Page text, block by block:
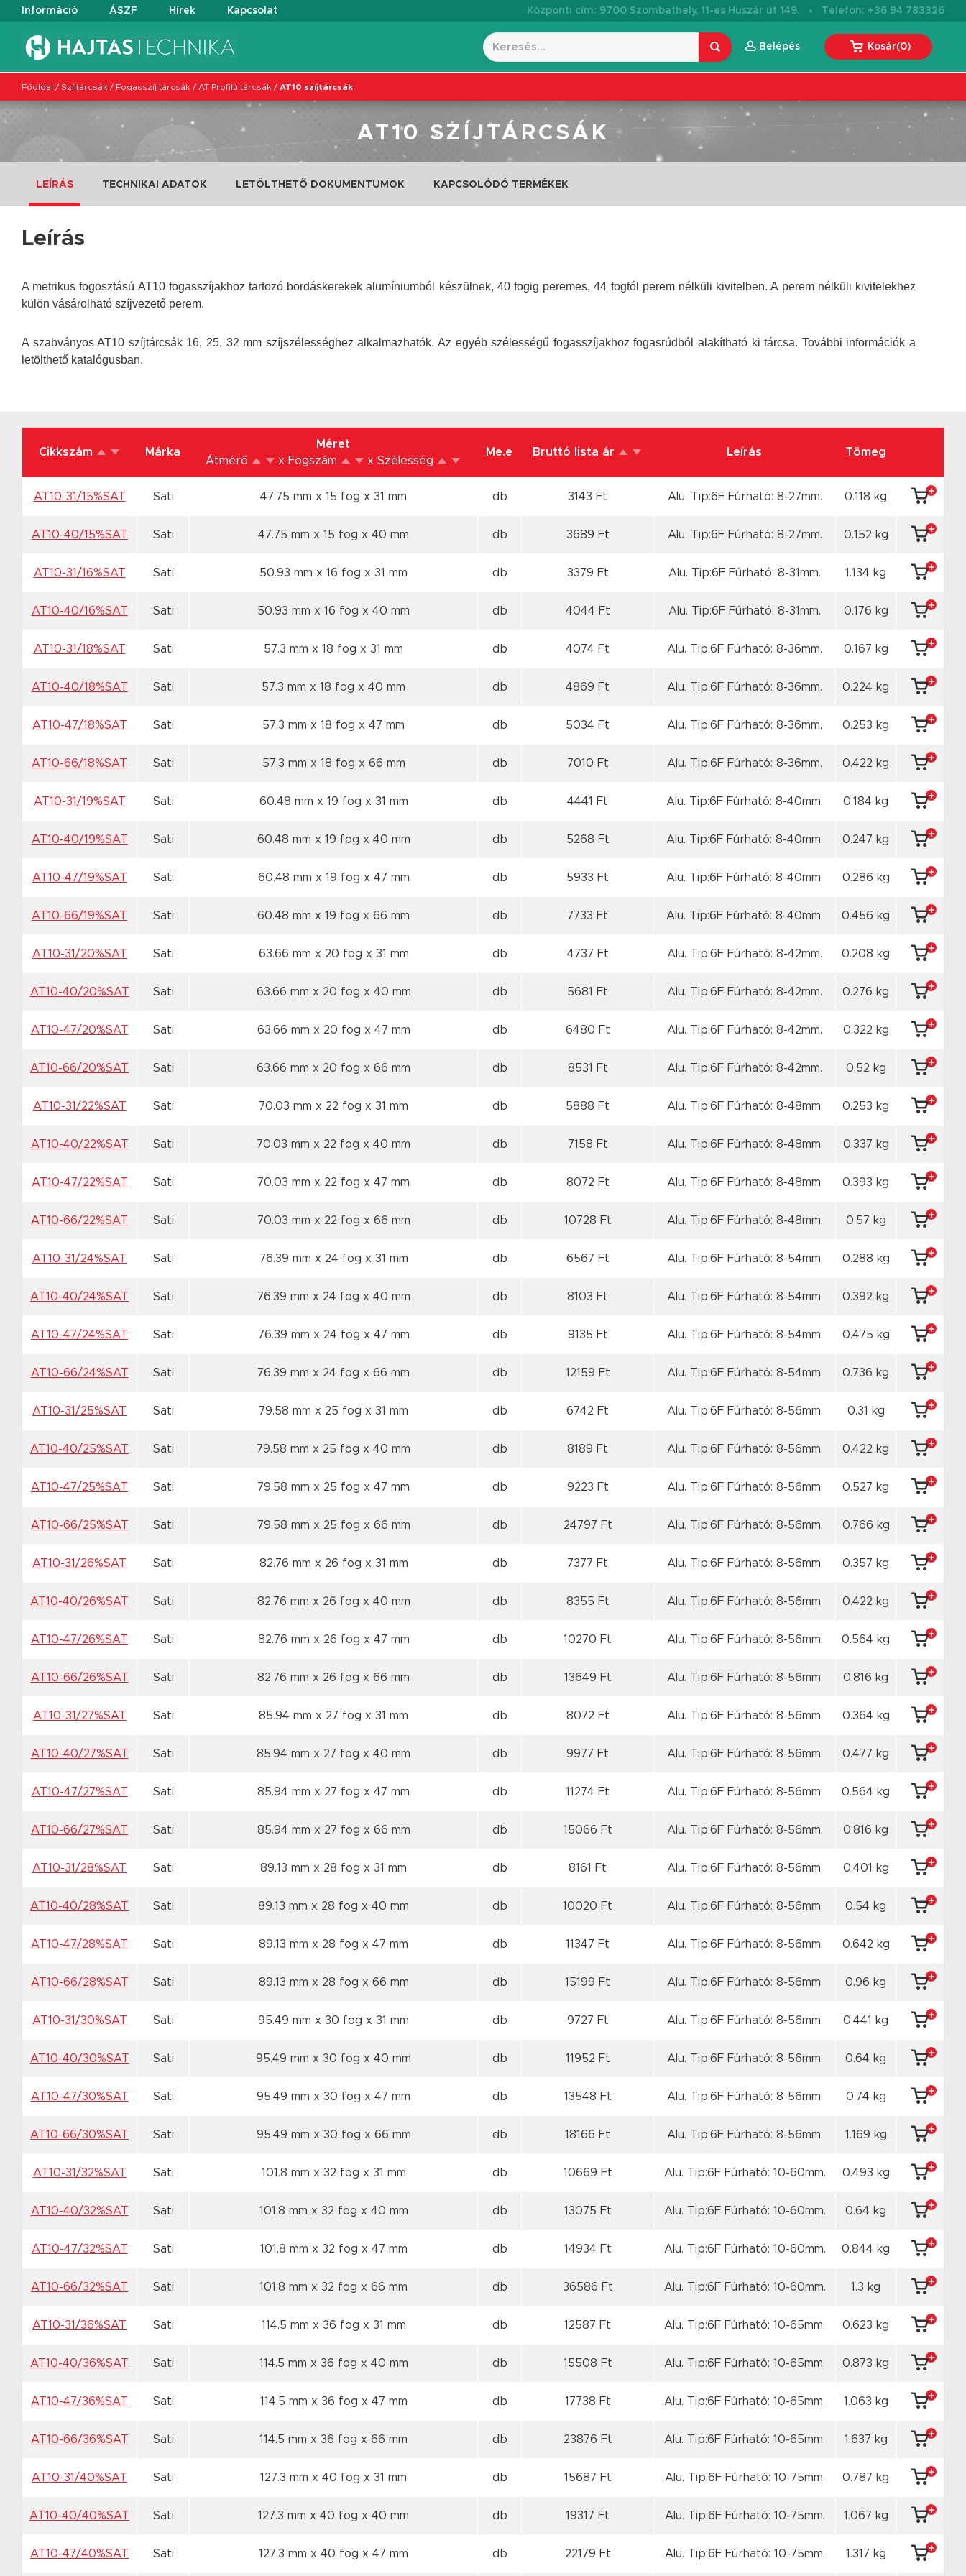
Információ ÁSZF Hírek Kapcsolat Központi cím: 9700 Szombathely, 11-es Huszár út 149. · Telefon: +36 94 783326
Belépés Kosár(0)
Főoldal / Szíjtárcsák / Fogasszíj tárcsák / AT Profilú tárcsák / AT10 szíjtárcsák
AT10 SZÍJTÁRCSÁK
LEÍRÁS TECHNIKAI ADATOK LETÖLTHETŐ DOKUMENTUMOK KAPCSOLÓDÓ TERMÉKEK
Leírás
A metrikus fogosztású AT10 fogasszíjakhoz tartozó bordáskerekek alumíniumból készülnek, 40 fogig peremes, 44 fogtól perem nélküli kivitelben. A perem nélküli kivitelekhez
külön vásárolható szíjvezető perem.
A szabványos AT10 szíjtárcsák 16, 25, 32 mm szíjszélességhez alkalmazhatók. Az egyéb szélességű fogasszíjakhoz fogasrúdból alakítható ki tárcsa. További információk a
letölthető katalógusban.
Cikkszám Márka
Méret
Átmérő
x Fogszám x Szélesség
Me.e Bruttó lista ár Leírás Tömeg
AT10-31/15%SAT Sati 47.75 mm x 15 fog x 31 mm db 3143 Ft Alu. Tip:6F Fúrható: 8-27mm. 0.118 kg
AT10-40/15%SAT Sati 47.75 mm x 15 fog x 40 mm db 3689 Ft Alu. Tip:6F Fúrható: 8-27mm. 0.152 kg
AT10-31/16%SAT Sati 50.93 mm x 16 fog x 31 mm db 3379 Ft Alu. Tip:6F Fúrható: 8-31mm. 1.134 kg
AT10-40/16%SAT Sati 50.93 mm x 16 fog x 40 mm db 4044 Ft Alu. Tip:6F Fúrható: 8-31mm. 0.176 kg
AT10-31/18%SAT Sati 57.3 mm x 18 fog x 31 mm db 4074 Ft Alu. Tip:6F Fúrható: 8-36mm. 0.167 kg
AT10-40/18%SAT Sati 57.3 mm x 18 fog x 40 mm db 4869 Ft Alu. Tip:6F Fúrható: 8-36mm. 0.224 kg
AT10-47/18%SAT Sati 57.3 mm x 18 fog x 47 mm db 5034 Ft Alu. Tip:6F Fúrható: 8-36mm. 0.253 kg
AT10-66/18%SAT Sati 57.3 mm x 18 fog x 66 mm db 7010 Ft Alu. Tip:6F Fúrható: 8-36mm. 0.422 kg
AT10-31/19%SAT Sati 60.48 mm x 19 fog x 31 mm db 4441 Ft Alu. Tip:6F Fúrható: 8-40mm. 0.184 kg
AT10-40/19%SAT Sati 60.48 mm x 19 fog x 40 mm db 5268 Ft Alu. Tip:6F Fúrható: 8-40mm. 0.247 kg
AT10-47/19%SAT Sati 60.48 mm x 19 fog x 47 mm db 5933 Ft Alu. Tip:6F Fúrható: 8-40mm. 0.286 kg
AT10-66/19%SAT Sati 60.48 mm x 19 fog x 66 mm db 7733 Ft Alu. Tip:6F Fúrható: 8-40mm. 0.456 kg
AT10-31/20%SAT Sati 63.66 mm x 20 fog x 31 mm db 4737 Ft Alu. Tip:6F Fúrható: 8-42mm. 0.208 kg
AT10-40/20%SAT Sati 63.66 mm x 20 fog x 40 mm db 5681 Ft Alu. Tip:6F Fúrható: 8-42mm. 0.276 kg
AT10-47/20%SAT Sati 63.66 mm x 20 fog x 47 mm db 6480 Ft Alu. Tip:6F Fúrható: 8-42mm. 0.322 kg
AT10-66/20%SAT Sati 63.66 mm x 20 fog x 66 mm db 8531 Ft Alu. Tip:6F Fúrható: 8-42mm. 0.52 kg
AT10-31/22%SAT Sati 70.03 mm x 22 fog x 31 mm db 5888 Ft Alu. Tip:6F Fúrható: 8-48mm. 0.253 kg
AT10-40/22%SAT Sati 70.03 mm x 22 fog x 40 mm db 7158 Ft Alu. Tip:6F Fúrható: 8-48mm. 0.337 kg
AT10-47/22%SAT Sati 70.03 mm x 22 fog x 47 mm db 8072 Ft Alu. Tip:6F Fúrható: 8-48mm. 0.393 kg
AT10-66/22%SAT Sati 70.03 mm x 22 fog x 66 mm db 10728 Ft Alu. Tip:6F Fúrható: 8-48mm. 0.57 kg
AT10-31/24%SAT Sati 76.39 mm x 24 fog x 31 mm db 6567 Ft Alu. Tip:6F Fúrható: 8-54mm. 0.288 kg
AT10-40/24%SAT Sati 76.39 mm x 24 fog x 40 mm db 8103 Ft Alu. Tip:6F Fúrható: 8-54mm. 0.392 kg
AT10-47/24%SAT Sati 76.39 mm x 24 fog x 47 mm db 9135 Ft Alu. Tip:6F Fúrható: 8-54mm. 0.475 kg
AT10-66/24%SAT Sati 76.39 mm x 24 fog x 66 mm db 12159 Ft Alu. Tip:6F Fúrható: 8-54mm. 0.736 kg
AT10-31/25%SAT Sati 79.58 mm x 25 fog x 31 mm db 6742 Ft Alu. Tip:6F Fúrható: 8-56mm. 0.31 kg
AT10-40/25%SAT Sati 79.58 mm x 25 fog x 40 mm db 8189 Ft Alu. Tip:6F Fúrható: 8-56mm. 0.422 kg
AT10-47/25%SAT Sati 79.58 mm x 25 fog x 47 mm db 9223 Ft Alu. Tip:6F Fúrható: 8-56mm. 0.527 kg
AT10-66/25%SAT Sati 79.58 mm x 25 fog x 66 mm db 24797 Ft Alu. Tip:6F Fúrható: 8-56mm. 0.766 kg
AT10-31/26%SAT Sati 82.76 mm x 26 fog x 31 mm db 7377 Ft Alu. Tip:6F Fúrható: 8-56mm. 0.357 kg
AT10-40/26%SAT Sati 82.76 mm x 26 fog x 40 mm db 8355 Ft Alu. Tip:6F Fúrható: 8-56mm. 0.422 kg
AT10-47/26%SAT Sati 82.76 mm x 26 fog x 47 mm db 10270 Ft Alu. Tip:6F Fúrható: 8-56mm. 0.564 kg
AT10-66/26%SAT Sati 82.76 mm x 26 fog x 66 mm db 13649 Ft Alu. Tip:6F Fúrható: 8-56mm. 0.816 kg
AT10-31/27%SAT Sati 85.94 mm x 27 fog x 31 mm db 8072 Ft Alu. Tip:6F Fúrható: 8-56mm. 0.364 kg
AT10-40/27%SAT Sati 85.94 mm x 27 fog x 40 mm db 9977 Ft Alu. Tip:6F Fúrható: 8-56mm. 0.477 kg
AT10-47/27%SAT Sati 85.94 mm x 27 fog x 47 mm db 11274 Ft Alu. Tip:6F Fúrható: 8-56mm. 0.564 kg
AT10-66/27%SAT Sati 85.94 mm x 27 fog x 66 mm db 15066 Ft Alu. Tip:6F Fúrható: 8-56mm. 0.816 kg
AT10-31/28%SAT Sati 89.13 mm x 28 fog x 31 mm db 8161 Ft Alu. Tip:6F Fúrható: 8-56mm. 0.401 kg
AT10-40/28%SAT Sati 89.13 mm x 28 fog x 40 mm db 10020 Ft Alu. Tip:6F Fúrható: 8-56mm. 0.54 kg
AT10-47/28%SAT Sati 89.13 mm x 28 fog x 47 mm db 11347 Ft Alu. Tip:6F Fúrható: 8-56mm. 0.642 kg
AT10-66/28%SAT Sati 89.13 mm x 28 fog x 66 mm db 15199 Ft Alu. Tip:6F Fúrható: 8-56mm. 0.96 kg
AT10-31/30%SAT Sati 95.49 mm x 30 fog x 31 mm db 9727 Ft Alu. Tip:6F Fúrható: 8-56mm. 0.441 kg
AT10-40/30%SAT Sati 95.49 mm x 30 fog x 40 mm db 11952 Ft Alu. Tip:6F Fúrható: 8-56mm. 0.64 kg
AT10-47/30%SAT Sati 95.49 mm x 30 fog x 47 mm db 13548 Ft Alu. Tip:6F Fúrható: 8-56mm. 0.74 kg
AT10-66/30%SAT Sati 95.49 mm x 30 fog x 66 mm db 18166 Ft Alu. Tip:6F Fúrható: 8-56mm. 1.169 kg
AT10-31/32%SAT Sati 101.8 mm x 32 fog x 31 mm db 10669 Ft Alu. Tip:6F Fúrható: 10-60mm. 0.493 kg
AT10-40/32%SAT Sati 101.8 mm x 32 fog x 40 mm db 13075 Ft Alu. Tip:6F Fúrható: 10-60mm. 0.64 kg
AT10-47/32%SAT Sati 101.8 mm x 32 fog x 47 mm db 14934 Ft Alu. Tip:6F Fúrható: 10-60mm. 0.844 kg
AT10-66/32%SAT Sati 101.8 mm x 32 fog x 66 mm db 36586 Ft Alu. Tip:6F Fúrható: 10-60mm. 1.3 kg
AT10-31/36%SAT Sati 114.5 mm x 36 fog x 31 mm db 12587 Ft Alu. Tip:6F Fúrható: 10-65mm. 0.623 kg
AT10-40/36%SAT Sati 114.5 mm x 36 fog x 40 mm db 15508 Ft Alu. Tip:6F Fúrható: 10-65mm. 0.873 kg
AT10-47/36%SAT Sati 114.5 mm x 36 fog x 47 mm db 17738 Ft Alu. Tip:6F Fúrható: 10-65mm. 1.063 kg
AT10-66/36%SAT Sati 114.5 mm x 36 fog x 66 mm db 23876 Ft Alu. Tip:6F Fúrható: 10-65mm. 1.637 kg
AT10-31/40%SAT Sati 127.3 mm x 40 fog x 31 mm db 15687 Ft Alu. Tip:6F Fúrható: 10-75mm. 0.787 kg
AT10-40/40%SAT Sati 127.3 mm x 40 fog x 40 mm db 19317 Ft Alu. Tip:6F Fúrható: 10-75mm. 1.067 kg
AT10-47/40%SAT Sati 127.3 mm x 40 fog x 47 mm db 22179 Ft Alu. Tip:6F Fúrható: 10-75mm. 1.317 kg